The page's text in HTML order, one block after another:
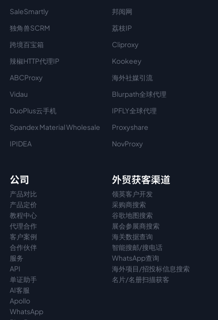
SaleSmartly
邦阅网
独角兽SCRM
荔枝IP
跨境百宝箱
Cliproxy
辣椒HTTP代理IP
Kookeey
ABCProxy
海外社媒引流
Vidau
Blurpath全球代理
DuoPlus云手机
IPFLY全球代理
Spandex Material Wholesale​
Proxyshare
IPIDEA
NovProxy
公司
产品对比
产品定价
教程中心
代理合作
客户案例
合作伙伴
服务
API
单证助手
AI客服
Apollo
WhatsApp
外贸获客渠道
领英客户开发
采购商搜索
谷歌地图搜索
展会参展商搜索
海关数据查询
智能搜邮/搜电话
WhatsApp查询
海外项目/招投标信息搜索
名片/名册扫描获客